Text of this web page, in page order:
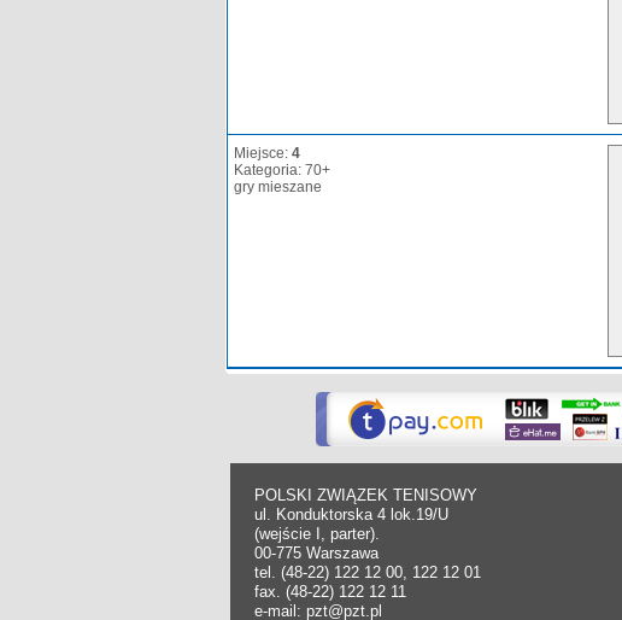
Miejsce: 4
Kategoria: 70+
gry mieszane
POLSKI ZWIĄZEK TENISOWY
ul. Konduktorska 4 lok.19/U
(wejście I, parter).
00-775 Warszawa
tel. (48-22) 122 12 00, 122 12 01
fax. (48-22) 122 12 11
e-mail: pzt@pzt.pl